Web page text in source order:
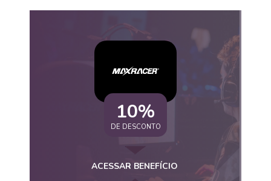
10%
DE DESCONTO
ACESSAR BENEFÍCIO